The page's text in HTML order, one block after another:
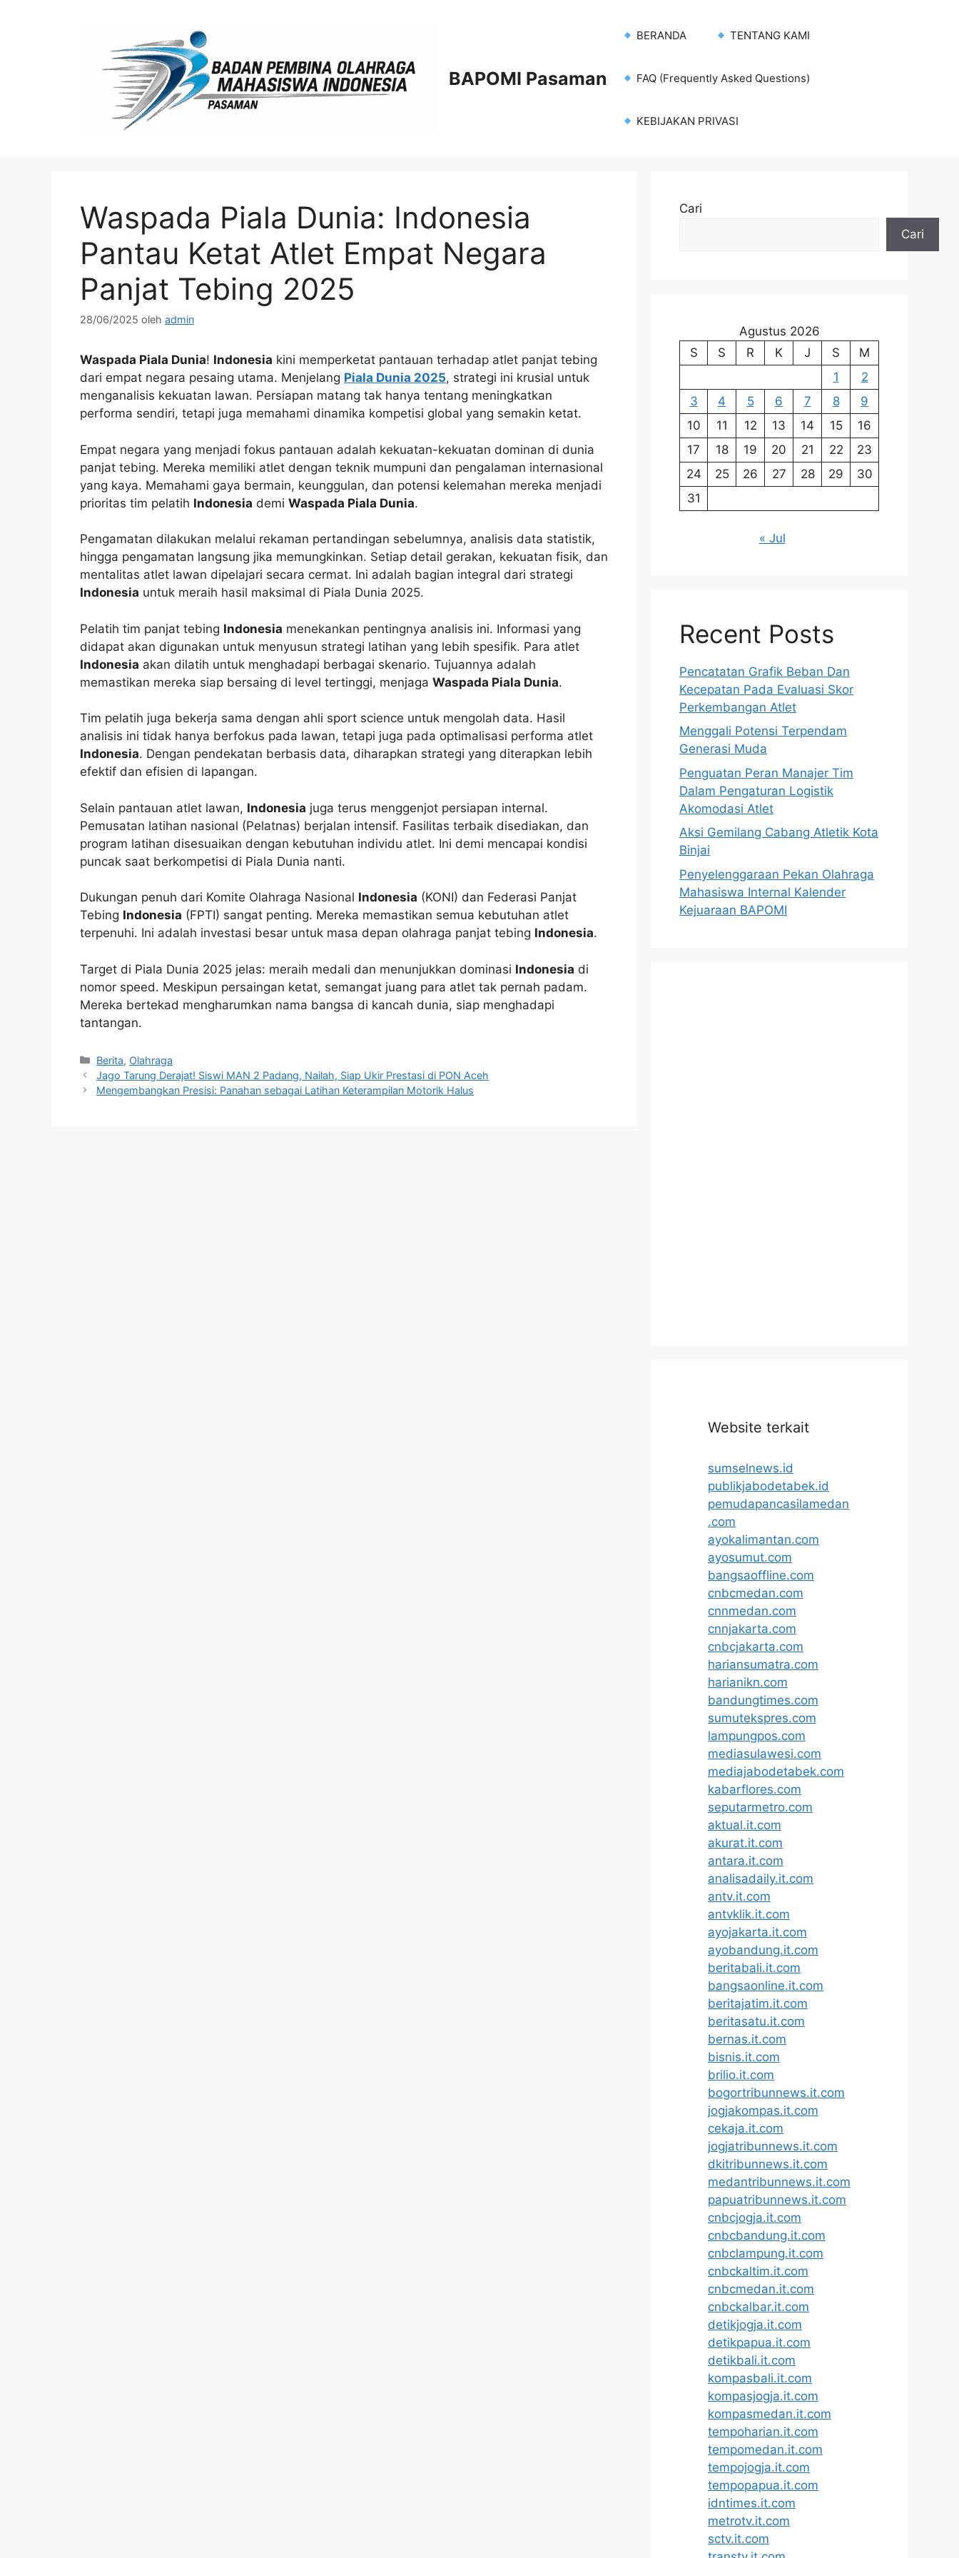
BAPOMI Pasaman
BERANDA TENTANG KAMI
FAQ (Frequently Asked Questions)
KEBIJAKAN PRIVASI
Waspada Piala Dunia: Indonesia
Pantau Ketat Atlet Empat Negara
Panjat Tebing 2025
28/06/2025 oleh admin
Waspada Piala Dunia! Indonesia kini memperketat pantauan terhadap atlet panjat tebing
dari empat negara pesaing utama. Menjelang Piala Dunia 2025, strategi ini krusial untuk
menganalisis kekuatan lawan. Persiapan matang tak hanya tentang meningkatkan
performa sendiri, tetapi juga memahami dinamika kompetisi global yang semakin ketat.
Empat negara yang menjadi fokus pantauan adalah kekuatan-kekuatan dominan di dunia
panjat tebing. Mereka memiliki atlet dengan teknik mumpuni dan pengalaman internasional
yang kaya. Memahami gaya bermain, keunggulan, dan potensi kelemahan mereka menjadi
prioritas tim pelatih Indonesia demi Waspada Piala Dunia.
Pengamatan dilakukan melalui rekaman pertandingan sebelumnya, analisis data statistik,
hingga pengamatan langsung jika memungkinkan. Setiap detail gerakan, kekuatan fisik, dan
mentalitas atlet lawan dipelajari secara cermat. Ini adalah bagian integral dari strategi
Indonesia untuk meraih hasil maksimal di Piala Dunia 2025.
Pelatih tim panjat tebing Indonesia menekankan pentingnya analisis ini. Informasi yang
didapat akan digunakan untuk menyusun strategi latihan yang lebih spesifik. Para atlet
Indonesia akan dilatih untuk menghadapi berbagai skenario. Tujuannya adalah
memastikan mereka siap bersaing di level tertinggi, menjaga Waspada Piala Dunia.
Tim pelatih juga bekerja sama dengan ahli sport science untuk mengolah data. Hasil
analisis ini tidak hanya berfokus pada lawan, tetapi juga pada optimalisasi performa atlet
Indonesia. Dengan pendekatan berbasis data, diharapkan strategi yang diterapkan lebih
efektif dan efisien di lapangan.
Selain pantauan atlet lawan, Indonesia juga terus menggenjot persiapan internal.
Pemusatan latihan nasional (Pelatnas) berjalan intensif. Fasilitas terbaik disediakan, dan
program latihan disesuaikan dengan kebutuhan individu atlet. Ini demi mencapai kondisi
puncak saat berkompetisi di Piala Dunia nanti.
Dukungan penuh dari Komite Olahraga Nasional Indonesia (KONI) dan Federasi Panjat
Tebing Indonesia (FPTI) sangat penting. Mereka memastikan semua kebutuhan atlet
terpenuhi. Ini adalah investasi besar untuk masa depan olahraga panjat tebing Indonesia.
Target di Piala Dunia 2025 jelas: meraih medali dan menunjukkan dominasi Indonesia di
nomor speed. Meskipun persaingan ketat, semangat juang para atlet tak pernah padam.
Mereka bertekad mengharumkan nama bangsa di kancah dunia, siap menghadapi
tantangan.
Kategori
Berita, Olahraga
Jago Tarung Derajat! Siswi MAN 2 Padang, Nailah, Siap Ukir Prestasi di PON Aceh
Mengembangkan Presisi: Panahan sebagai Latihan Keterampilan Motorik Halus
Cari
Cari
Agustus 2026
S
S R K J S
M
1
2
3
4 5 6 7 8
9
10
11 12 13 14 15
16
17
18 19 20 21 22
23
24
25 26 27 28 29
30
31
« Jul
Recent Posts
Pencatatan Grafik Beban Dan
Kecepatan Pada Evaluasi Skor
Perkembangan Atlet
Menggali Potensi Terpendam
Generasi Muda
Penguatan Peran Manajer Tim
Dalam Pengaturan Logistik
Akomodasi Atlet
Aksi Gemilang Cabang Atletik Kota
Binjai
Penyelenggaraan Pekan Olahraga
Mahasiswa Internal Kalender
Kejuaraan BAPOMI
Website terkait
sumselnews.id
publikjabodetabek.id
pemudapancasilamedan
.com
ayokalimantan.com
ayosumut.com
bangsaoffline.com
cnbcmedan.com
cnnmedan.com
cnnjakarta.com
cnbcjakarta.com
hariansumatra.com
harianikn.com
bandungtimes.com
sumutekspres.com
lampungpos.com
mediasulawesi.com
mediajabodetabek.com
kabarflores.com
seputarmetro.com
aktual.it.com
akurat.it.com
antara.it.com
analisadaily.it.com
antv.it.com
antvklik.it.com
ayojakarta.it.com
ayobandung.it.com
beritabali.it.com
bangsaonline.it.com
beritajatim.it.com
beritasatu.it.com
bernas.it.com
bisnis.it.com
brilio.it.com
bogortribunnews.it.com
jogjakompas.it.com
cekaja.it.com
jogjatribunnews.it.com
dkitribunnews.it.com
medantribunnews.it.com
papuatribunnews.it.com
cnbcjogja.it.com
cnbcbandung.it.com
cnbclampung.it.com
cnbckaltim.it.com
cnbcmedan.it.com
cnbckalbar.it.com
detikjogja.it.com
detikpapua.it.com
detikbali.it.com
kompasbali.it.com
kompasjogja.it.com
kompasmedan.it.com
tempoharian.it.com
tempomedan.it.com
tempojogja.it.com
tempopapua.it.com
idntimes.it.com
metrotv.it.com
sctv.it.com